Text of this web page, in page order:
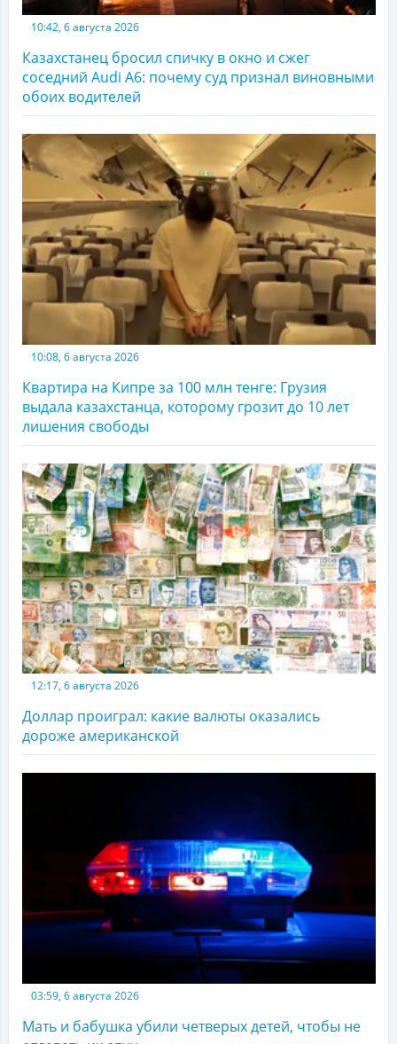
10:42, 6 августа 2026
Казахстанец бросил спичку в окно и сжег
соседний Audi A6: почему суд признал виновными
обоих водителей
10:08, 6 августа 2026
Квартира на Кипре за 100 млн тенге: Грузия
выдала казахстанца, которому грозит до 10 лет
лишения свободы
12:17, 6 августа 2026
Доллар проиграл: какие валюты оказались
дороже американской
03:59, 6 августа 2026
Мать и бабушка убили четверых детей, чтобы не